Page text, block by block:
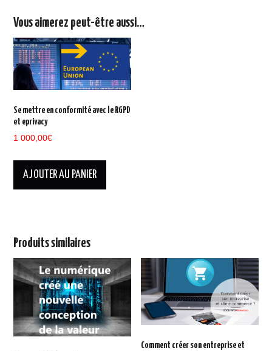
Vous aimerez peut-être aussi…
Se mettre en conformité avec le RGPD
et eprivacy
1 000,00€
AJOUTER AU PANIER
Produits similaires
Comment créer son entreprise et